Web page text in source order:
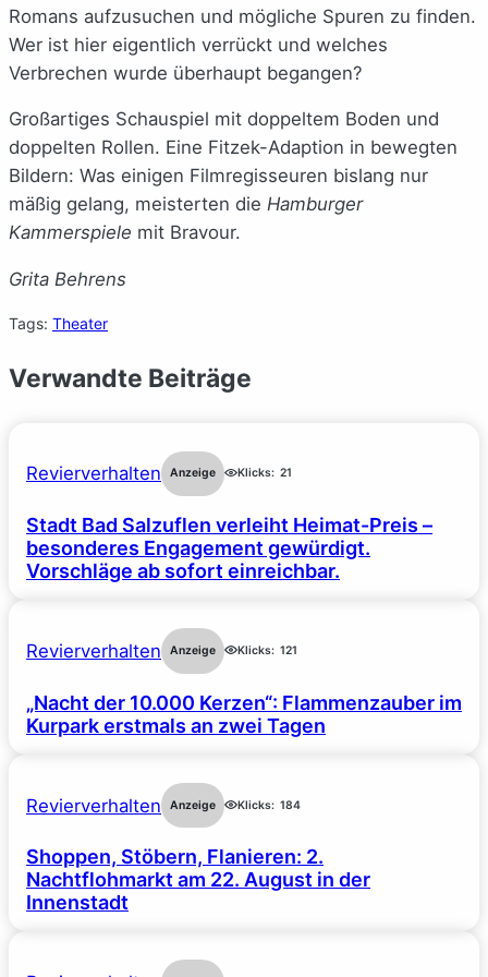
Romans aufzusuchen und mögliche Spuren zu finden.
Wer ist hier eigentlich verrückt und welches
Verbrechen wurde überhaupt begangen?
Großartiges Schauspiel mit doppeltem Boden und
doppelten Rollen. Eine Fitzek-Adaption in bewegten
Bildern: Was einigen Filmregisseuren bislang nur
mäßig gelang, meisterten die Hamburger
Kammerspiele mit Bravour.
Grita Behrens
Tags: Theater
Verwandte Beiträge
Revierverhalten Anzeige Klicks: 21
Stadt Bad Salzuflen verleiht Heimat-Preis –
besonderes Engagement gewürdigt.
Vorschläge ab sofort einreichbar.
Revierverhalten Anzeige Klicks: 121
„Nacht der 10.000 Kerzen“: Flammenzauber im
Kurpark erstmals an zwei Tagen
Revierverhalten Anzeige Klicks: 184
Shoppen, Stöbern, Flanieren: 2.
Nachtflohmarkt am 22. August in der
Innenstadt